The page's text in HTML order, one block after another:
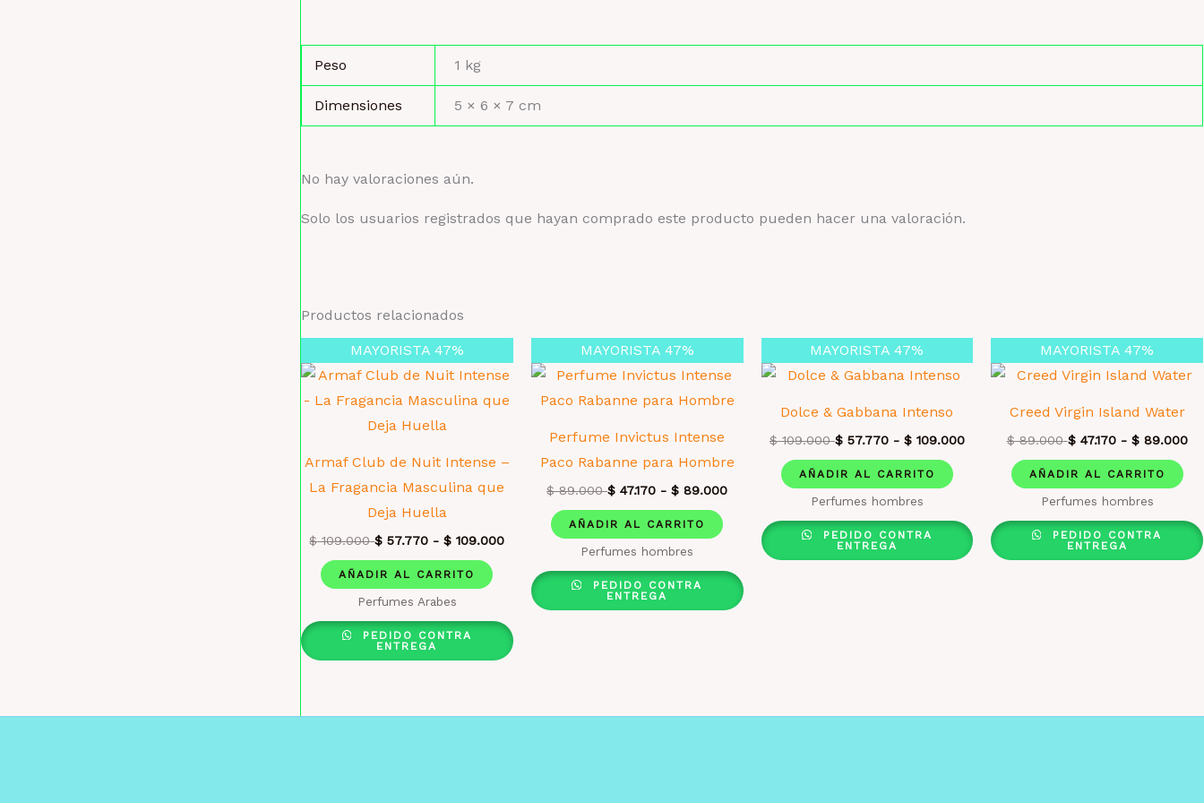
Peso 1 kg
Dimensiones 5 × 6 × 7 cm
No hay valoraciones aún.
Solo los usuarios registrados que hayan comprado este producto pueden hacer una valoración.
Productos relacionados
MAYORISTA 47%
Armaf Club de Nuit Intense –
La Fragancia Masculina que
Deja Huella
$109.000 $ 57.770 -$ 109.000
AÑADIR AL CARRITO
Perfumes Arabes
PEDIDO CONTRA
ENTREGA
MAYORISTA 47%
Perfume Invictus Intense
Paco Rabanne para Hombre
$89.000 $ 47.170 -$ 89.000
AÑADIR AL CARRITO
Perfumes hombres
PEDIDO CONTRA
ENTREGA
MAYORISTA 47%
Dolce & Gabbana Intenso
$109.000 $57.770- $109.000
AÑADIR AL CARRITO
Perfumes hombres
PEDIDO CONTRA
ENTREGA
MAYORISTA 47%
Creed Virgin Island Water
$89.000 $47.170- $89.000
AÑADIR AL CARRITO
Perfumes hombres
PEDIDO CONTRA
ENTREGA